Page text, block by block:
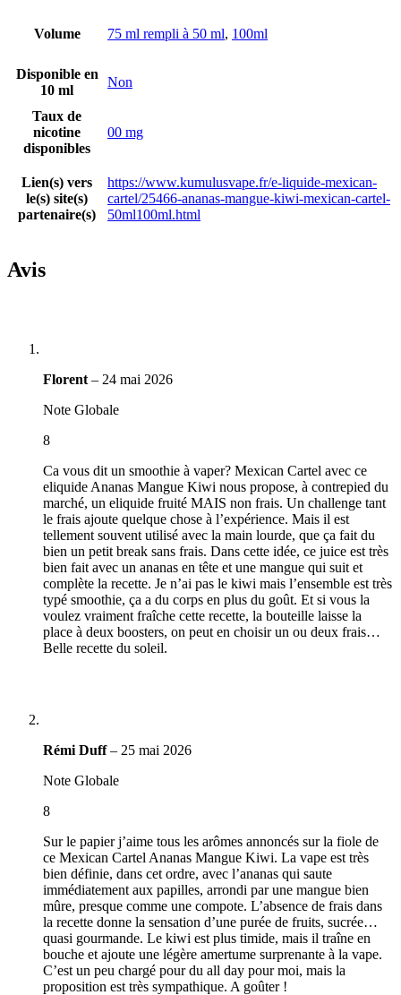
Volume 75 ml rempli à 50 ml, 100ml
Disponible en
10 ml
Non
Taux de
nicotine
disponibles
00 mg
Lien(s) vers
le(s) site(s)
partenaire(s)
https://www.kumulusvape.fr/e-liquide-mexican-
cartel/25466-ananas-mangue-kiwi-mexican-cartel-
50ml100ml.html
Avis
Florent – 24 mai 2026
Note Globale
8
Ca vous dit un smoothie à vaper? Mexican Cartel avec ce
eliquide Ananas Mangue Kiwi nous propose, à contrepied du
marché, un eliquide fruité MAIS non frais. Un challenge tant
le frais ajoute quelque chose à l’expérience. Mais il est
tellement souvent utilisé avec la main lourde, que ça fait du
bien un petit break sans frais. Dans cette idée, ce juice est très
bien fait avec un ananas en tête et une mangue qui suit et
complète la recette. Je n’ai pas le kiwi mais l’ensemble est très
typé smoothie, ça a du corps en plus du goût. Et si vous la
voulez vraiment fraîche cette recette, la bouteille laisse la
place à deux boosters, on peut en choisir un ou deux frais…
Belle recette du soleil.
Rémi Duff– 25 mai 2026
Note Globale
8
Sur le papier j’aime tous les arômes annoncés sur la fiole de
ce Mexican Cartel Ananas Mangue Kiwi. La vape est très
bien définie, dans cet ordre, avec l’ananas qui saute
immédiatement aux papilles, arrondi par une mangue bien
mûre, presque comme une compote. L’absence de frais dans
la recette donne la sensation d’une purée de fruits, sucrée…
quasi gourmande. Le kiwi est plus timide, mais il traîne en
bouche et ajoute une légère amertume surprenante à la vape.
C’est un peu chargé pour du all day pour moi, mais la
proposition est très sympathique. A goûter !